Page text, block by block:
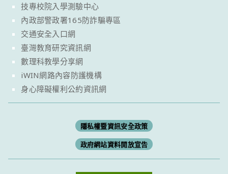
技專校院入學測驗中心
內政部警政署165防詐騙專區
交通安全入口網
臺灣教育研究資訊網
數理科教學分享網
iWIN網路內容防護機構
身心障礙權利公約資訊網
隱私權暨資訊安全政策
政府網站資料開放宣告